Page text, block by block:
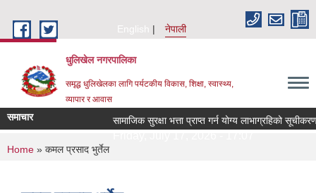
English
नेपाली
धुलिखेल नगरपालिका
समृद्ध धुलिखेलका लागि पर्यटकीय विकास, शिक्षा, स्वास्थ्य,
व्यापार र आवास
समाचार सामाजिक सुरक्षा भत्ता प्राप्त गर्न योग्य लाभाग्रहिको
You are here
Home » कमल प्रसाद भुर्तेल